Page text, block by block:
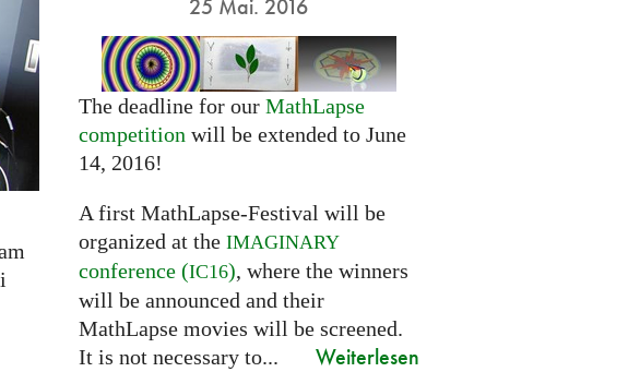
25 Mai. 2016
The deadline for our MathLapse
competition will be extended to June
14, 2016!
A first MathLapse-Festival will be
organized at the IMAGINARY
conference (IC16), where the winners
will be announced and their
MathLapse movies will be screened.
It is not necessary to...
Weiterlesen